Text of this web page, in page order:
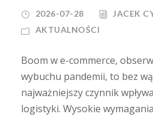
2026-07-28
JACEK
AKTUALNOŚCI
Boom w e-commerce,
wybuchu pandemii, to bez
najważniejszy czynnik
logistyki. Wysokie